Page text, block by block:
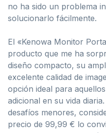
no ha sido un problema
solucionarlo fácilmente.
El «Kenowa Monitor
producto que me ha
diseño compacto, su
excelente calidad de
opción ideal para
adicional en su vida
desafíos menores,
precio de 99,99 € lo